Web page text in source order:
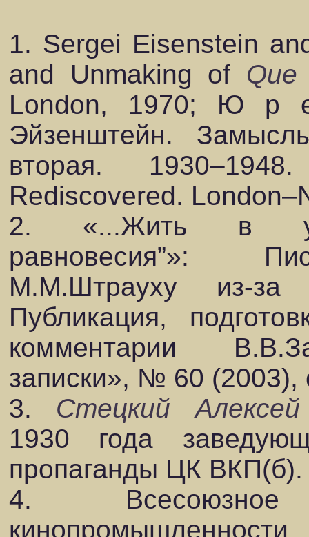
1. Sergei Eisenstein
and Unmaking of Que
London, 1970; Ю
Эйзенштейн.
вторая.
Rediscovered.
2. «...Жить в
равновесия”»:
М.М.Штрауху из-
Публикация,
комментарии
записки», № 60 (2003),
3. Стецкий
1930 года
пропаганды ЦК ВКП(б).
4.